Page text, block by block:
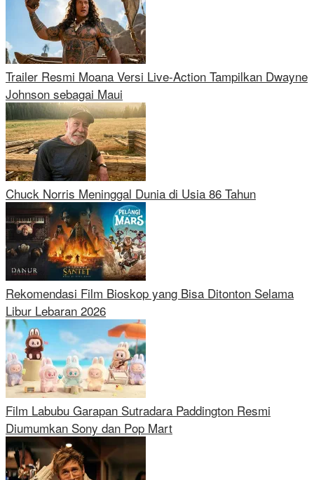
Trailer Resmi Moana Versi Live-Action Tampilkan Dwayne
Johnson sebagai Maui
Chuck Norris Meninggal Dunia di Usia 86 Tahun
Rekomendasi Film Bioskop yang Bisa Ditonton Selama
Libur Lebaran 2026
Film Labubu Garapan Sutradara Paddington Resmi
Diumumkan Sony dan Pop Mart